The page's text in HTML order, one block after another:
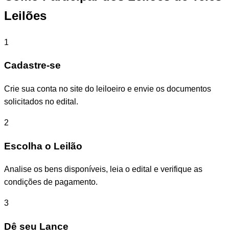
Leilões
1
Cadastre-se
Crie sua conta no site do leiloeiro e envie os documentos
solicitados no edital.
2
Escolha o Leilão
Analise os bens disponíveis, leia o edital e verifique as
condições de pagamento.
3
Dê seu Lance